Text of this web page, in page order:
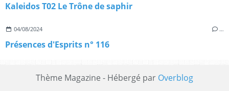
Kaleidos T02 Le Trône de saphir
04/08/2024 …
Présences d'Esprits n° 116
Thème Magazine - Hébergé par Overblog